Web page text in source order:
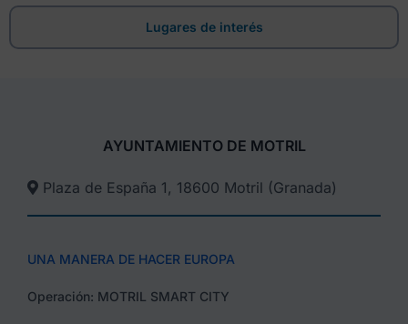
Lugares de interés
AYUNTAMIENTO DE MOTRIL
Plaza de España 1, 18600 Motril (Granada)​
UNA MANERA DE HACER EUROPA
Operación: MOTRIL SMART CITY